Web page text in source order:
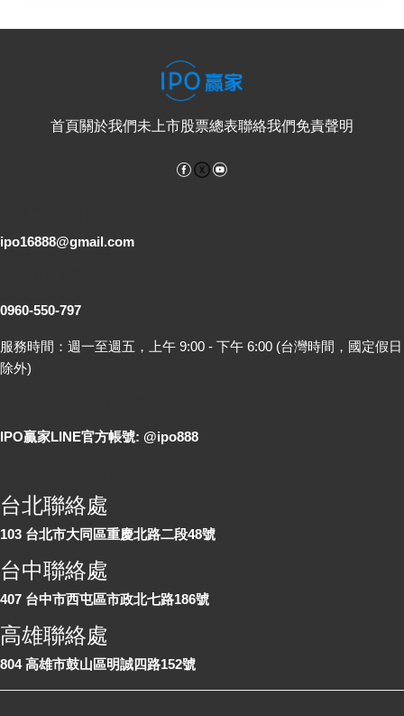
首頁關於我們未上市股票總表聯絡我們免責聲明
Facebook
ipo16888@gmail.com
0960-550-797
服務時間：週一至週五，上午 9:00 - 下午 6:00 (台灣時間，國定假日
除外)
IPO贏家LINE官方帳號: @ipo888
台北聯絡處
103 台北市大同區重慶北路二段48號
台中聯絡處
407 台中市西屯區市政北七路186號
高雄聯絡處
804 高雄市鼓山區明誠四路152號